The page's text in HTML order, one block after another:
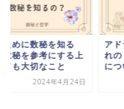
ラー心理学③それぞ
「世界」と「感情」
いて。
2024年5月23日
自
ます
って